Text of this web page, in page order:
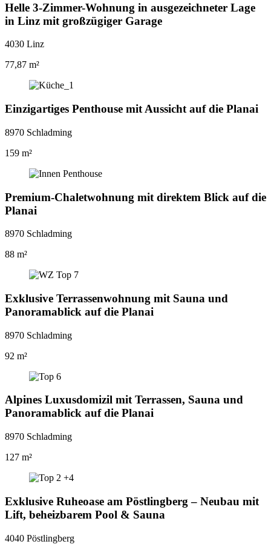
Helle 3-Zimmer-Wohnung in ausgezeichneter Lage
in Linz mit großzügiger Garage
4030 Linz
77,87 m²
Einzigartiges Penthouse mit Aussicht auf die Planai
8970 Schladming
159 m²
Premium-Chaletwohnung mit direktem Blick auf die
Planai
8970 Schladming
88 m²
Exklusive Terrassenwohnung mit Sauna und
Panoramablick auf die Planai
8970 Schladming
92 m²
Alpines Luxusdomizil mit Terrassen, Sauna und
Panoramablick auf die Planai
8970 Schladming
127 m²
Exklusive Ruheoase am Pöstlingberg – Neubau mit
Lift, beheizbarem Pool & Sauna
4040 Pöstlingberg